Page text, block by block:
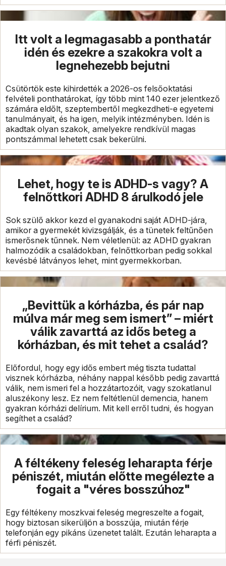
Itt volt a legmagasabb a ponthatár
idén és ezekre a szakokra volt a
legnehezebb bejutni
Csütörtök este kihirdették a 2026-os felsőoktatási
felvételi ponthatárokat, így több mint 140 ezer jelentkező
számára eldőlt, szeptembertől megkezdheti-e egyetemi
tanulmányait, és ha igen, melyik intézményben. Idén is
akadtak olyan szakok, amelyekre rendkívül magas
pontszámmal lehetett csak bekerülni.
Lehet, hogy te is ADHD-s vagy? A
felnőttkori ADHD 8 árulkodó jele
Sok szülő akkor kezd el gyanakodni saját ADHD-jára,
amikor a gyermekét kivizsgálják, és a tünetek feltűnően
ismerősnek tűnnek. Nem véletlenül: az ADHD gyakran
halmozódik a családokban, felnőttkorban pedig sokkal
kevésbé látványos lehet, mint gyermekkorban.
„Bevittük a kórházba, és pár nap
múlva már meg sem ismert” – miért
válik zavarttá az idős beteg a
kórházban, és mit tehet a család?
Előfordul, hogy egy idős embert még tiszta tudattal
visznek kórházba, néhány nappal később pedig zavarttá
válik, nem ismeri fel a hozzátartozóit, vagy szokatlanul
aluszékony lesz. Ez nem feltétlenül demencia, hanem
gyakran kórházi delírium. Mit kell erről tudni, és hogyan
segíthet a család?
A féltékeny feleség leharapta férje
péniszét, miután előtte megélezte a
fogait a "véres bosszúhoz"
Egy féltékeny moszkvai feleség megreszelte a fogait,
hogy biztosan sikerüljön a bosszúja, miután férje
telefonján egy pikáns üzenetet talált. Ezután leharapta a
férfi péniszét.